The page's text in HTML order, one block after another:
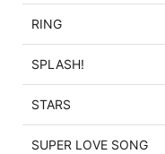
RING
SPLASH!
STARS
SUPER LOVE SONG